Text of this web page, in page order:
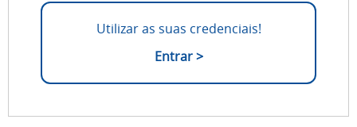
Utilizar as suas credenciais!
Entrar >